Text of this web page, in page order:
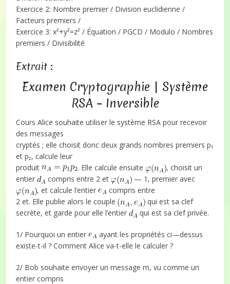
Exercice 2: Nombre premier / Division euclidienne /
Facteurs premiers /
Exercice 3: x²+y²=z² / Équation / PGCD / Modulo / Nombres
premiers / Divisibilité
Extrait :
Examen Cryptographie | Système
RSA – Inversible
Cours Alice souhaite utiliser le système RSA pour recevoir
des messages
cryptés ; elle choisit donc deux grands nombres premiers p₁
et p₂, calcule leur
produit
. Elle calcule ensuite
, choisit un
entier
compris entre 2 et
— 1, premier avec
, et calcule l’entier
compris entre
2 et. Elle publie alors le couple
qui est sa clef
secrète, et garde pour elle l’entier
qui est sa clef privée.
1/ Pourquoi un entier
ayant les propriétés ci—dessus
existe-t-il ? Comment Alice va-t-elle le calculer ?
2/ Bob souhaite envoyer un message m, vu comme un
entier compris